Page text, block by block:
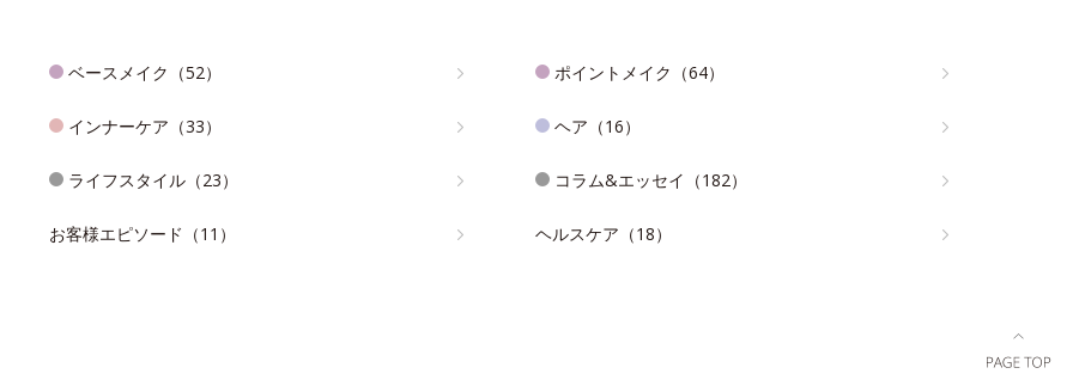
ベースメイク（52） ポイントメイク（64）
インナーケア（33） ヘア（16）
ライフスタイル（23） コラム&エッセイ（182）
お客様エピソード（11） ヘルスケア（18）